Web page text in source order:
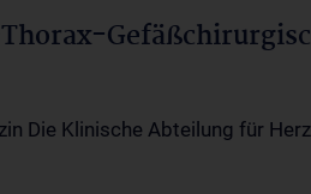
Die Klinische Abteilung für